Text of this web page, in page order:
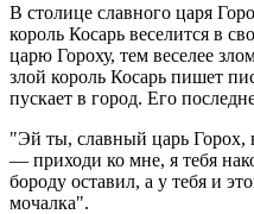
В столице славного царя
король Косарь веселится в
царю Гороху, тем веселее
злой король Косарь пишет
пускает в город. Его
"Эй ты, славный царь Горох,
— приходи ко мне, я тебя
бороду оставил, а у тебя и
мочалка".